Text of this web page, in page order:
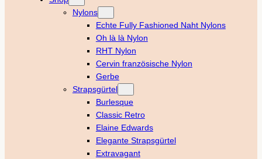
Nylons
Echte Fully Fashioned Naht Nylons
Oh là là Nylon
RHT Nylon
Cervin französische Nylon
Gerbe
Strapsgürtel
Burlesque
Classic Retro
Elaine Edwards
Elegante Strapsgürtel
Extravagant